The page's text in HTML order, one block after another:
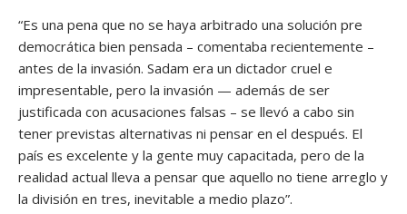
“Es una pena que no se haya arbitrado una solución pre
democrática bien pensada – comentaba recientemente –
antes de la invasión. Sadam era un dictador cruel e
impresentable, pero la invasión — además de ser
justificada con acusaciones falsas – se llevó a cabo sin
tener previstas alternativas ni pensar en el después. El
país es excelente y la gente muy capacitada, pero de la
realidad actual lleva a pensar que aquello no tiene arreglo y
la división en tres, inevitable a medio plazo”.